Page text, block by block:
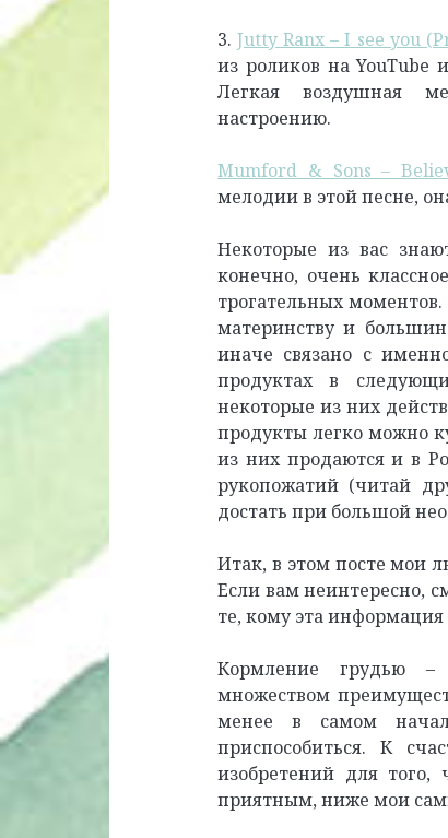
3.Jutty Ranx – I see you
из роликов на YouTube
Легкая воздушная
настроению.
Mumford & Sons –
мелодии в этой песне,
Некоторые из вас
конечно, очень
трогательных
материнству и
иначе связано с
продуктах в
некоторые из них
продукты легко можно
из них продаются и в
рукопожатий (читай
достать при большой
Итак, в этом посте мои
Если вам неинтересно,
те, кому эта информация
Кормление грудью –
множеством
менее в самом
приспособиться. К
изобретений для того,
приятным, ниже мои